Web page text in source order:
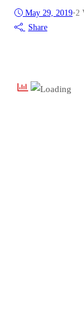
May 29, 2019•2
Share